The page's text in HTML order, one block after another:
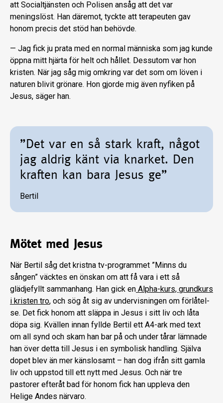
att Socialtjänsten och Polisen ansåg att det var
meningslöst. Han däremot, tyckte att terapeuten gav
honom precis det stöd han behövde.
— Jag fick ju prata med en normal männ­iska som jag kunde
öppna mitt hjärta för helt och hållet. Dessutom var hon
kristen. När jag såg mig omkring var det som om löven i
naturen blivit grönare. Hon gjorde mig även nyfiken på
Jesus, säger han.
”Det var en så stark kraft, något
jag ald­rig känt via knarket. Den
kraften kan bara Je­sus ge”
Bertil
Mötet med Jesus
När Bertil såg det kristna tv-programmet ”Minns du
sången” väcktes en önskan om att få vara i ett så
glädjefyllt sammanhang. Han gick en Alpha-kurs, grundkurs
i kristen tro, och sög åt sig av undervisningen om förlåtel­
se. Det fick honom att släppa in Jesus i sitt liv och låta
döpa sig. Kvällen innan fyllde Bertil ett A4-ark med text
om all synd och skam han bar på och under tårar lämnade
han över detta till Jesus i en symbolisk handling. Själ­va
dopet blev än mer känslosamt – han dog ifrån sitt gamla
liv och uppstod till ett nytt med Jesus. Och när tre
pastorer efteråt bad för honom fick han uppleva den
Helige An­des närvaro.